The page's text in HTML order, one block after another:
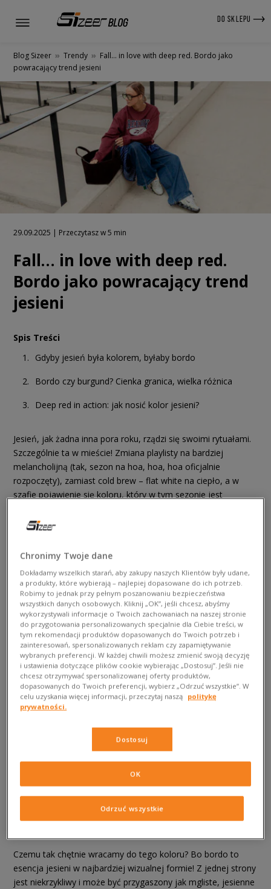
DO SKLEPU
Blog Sizeer » Trendy » Fall… in love with deep red. Bordo jako
powracający trend jesieni
29.09.2025 | Przeczytasz w 5 min
Fall… in love with deep red.
Bordo jako powracający trend
jesieni
Spis Treści
Gdyby jesień była kolorem, byłaby bordo
Bordo czy burgund? Cienka granica, wielka różnica
Deep red in action: jak nosić kolor jesieni?
Jesień, jak żadna inna pora roku, rządzi się swoimi rytuałami.
Szczególnie ta w mieście! Zmiana playlisty na bardziej
melancholijną (tak, sezon na hoa, hoa, hoa oficjalnie
rozpoczęty), zamiast cold brew – flat white na ciepło, a w
szafie pojawienie się koloru, który w tym sezonie jest
głęboki i nasycony, porównywany często do czerwonego
podobnym kolorem – bordo ma w sobie równie podobną
Potrafi być eleganckie i dostojne jak Cabernet,
ale i bardziej uniwersalne jak Merlot. No i rozgrzeje
Twój outfit lepiej niż najlepsze grzane wino w jesienny,
deszczowy dzień.Zanurz się w bordowym razem z Sizeer i
zobacz, jak naprawdę smakuje ten sezon! Obiecujemy, że Ci
się spodoba, nawet jeśli nie pijesz wina.
Gdyby jesień była kolorem, byłaby
bordo
Czemu tak chętnie wracamy do tego koloru? Bo bordo to
esencja jesieni w najbardziej wizualnej formie! Z jednej strony
jest niekrzykliwy i może być przygaszony jak mgliste, jesienne
Chronimy Twoje dane
Dokładamy wszelkich starań, aby zakupy naszych Klientów były udane,
a produkty, które wybierają – najlepiej dopasowane do ich potrzeb.
Robimy to jednak przy pełnym poszanowaniu bezpieczeństwa
wszystkich danych osobowych. Kliknij „OK”, jeśli chcesz, abyśmy
wykorzystywali informacje o Twoich zachowaniach na naszej stronie
do przygotowania personalizowanych specjalnie dla Ciebie treści, w
tym rekomendacji produktów dopasowanych do Twoich potrzeb i
zainteresowań, spersonalizowanych reklam czy zapamiętywanie
wybranych preferencji. W każdej chwili możesz zmienić swoją decyzję
i ustawienia dotyczące plików cookie wybierając „Dostosuj”. Jeśli nie
chcesz otrzymywać spersonalizowanej oferty produktów,
dopasowanych do Twoich preferencji, wybierz „Odrzuć wszystkie”. W
celu uzyskania więcej informacji, przeczytaj naszą politykę
prywatności.
Dostosuj
Odrzuć wszystkie
OK